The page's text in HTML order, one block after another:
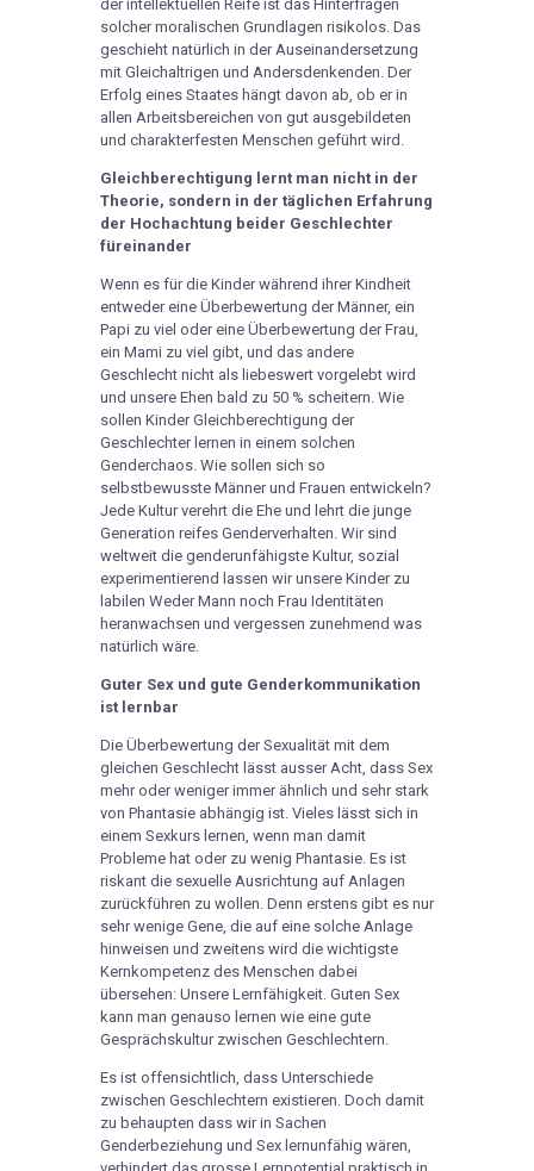
der intellektuellen Reife ist das Hinterfragen
solcher moralischen Grundlagen risikolos. Das
geschieht natürlich in der Auseinandersetzung
mit Gleichaltrigen und Andersdenkenden. Der
Erfolg eines Staates hängt davon ab, ob er in
allen Arbeitsbereichen von gut ausgebildeten
und charakterfesten Menschen geführt wird.
Gleichberechtigung lernt man nicht in der
Theorie, sondern in der täglichen Erfahrung
der Hochachtung beider Geschlechter
füreinander
Wenn es für die Kinder während ihrer Kindheit
entweder eine Überbewertung der Männer, ein
Papi zu viel oder eine Überbewertung der Frau,
ein Mami zu viel gibt, und das andere
Geschlecht nicht als liebeswert vorgelebt wird
und unsere Ehen bald zu 50 % scheitern. Wie
sollen Kinder Gleichberechtigung der
Geschlechter lernen in einem solchen
Genderchaos. Wie sollen sich so
selbstbewusste Männer und Frauen entwickeln?
Jede Kultur verehrt die Ehe und lehrt die junge
Generation reifes Genderverhalten. Wir sind
weltweit die genderunfähigste Kultur, sozial
experimentierend lassen wir unsere Kinder zu
labilen Weder Mann noch Frau Identitäten
heranwachsen und vergessen zunehmend was
natürlich wäre.
Guter Sex und gute Genderkommunikation
ist lernbar
Die Überbewertung der Sexualität mit dem
gleichen Geschlecht lässt ausser Acht, dass Sex
mehr oder weniger immer ähnlich und sehr stark
von Phantasie abhängig ist. Vieles lässt sich in
einem Sexkurs lernen, wenn man damit
Probleme hat oder zu wenig Phantasie. Es ist
riskant die sexuelle Ausrichtung auf Anlagen
zurückführen zu wollen. Denn erstens gibt es nur
sehr wenige Gene, die auf eine solche Anlage
hinweisen und zweitens wird die wichtigste
Kernkompetenz des Menschen dabei
übersehen: Unsere Lernfähigkeit. Guten Sex
kann man genauso lernen wie eine gute
Gesprächskultur zwischen Geschlechtern.
Es ist offensichtlich, dass Unterschiede
zwischen Geschlechtern existieren. Doch damit
zu behaupten dass wir in Sachen
Genderbeziehung und Sex lernunfähig wären,